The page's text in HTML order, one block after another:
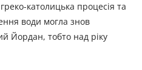
католицька процесія та
води могла знов
Йордан, тобто над ріку